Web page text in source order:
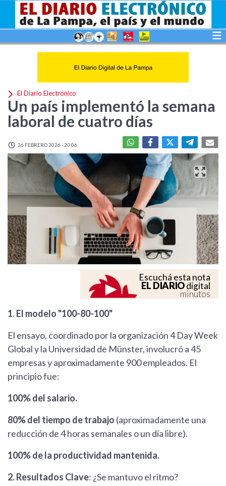
El Diario Electrónico
Un país implementó la semana
laboral de cuatro días
26 FEBRERO 2026 - 20:06
Escuchá esta nota
EL DIARIOdigital
minutos
1. El modelo "100-80-100"
El ensayo, coordinado por la organización 4 Day Week
Global y la Universidad de Münster, involucró a 45
empresas y aproximadamente 900 empleados. El
principio fue:
100% del salario.
80% del tiempo de trabajo (aproximadamente una
reducción de 4 horas semanales o un día libre).
100% de la productividad mantenida.
2. Resultados Clave: ¿Se mantuvo el ritmo?